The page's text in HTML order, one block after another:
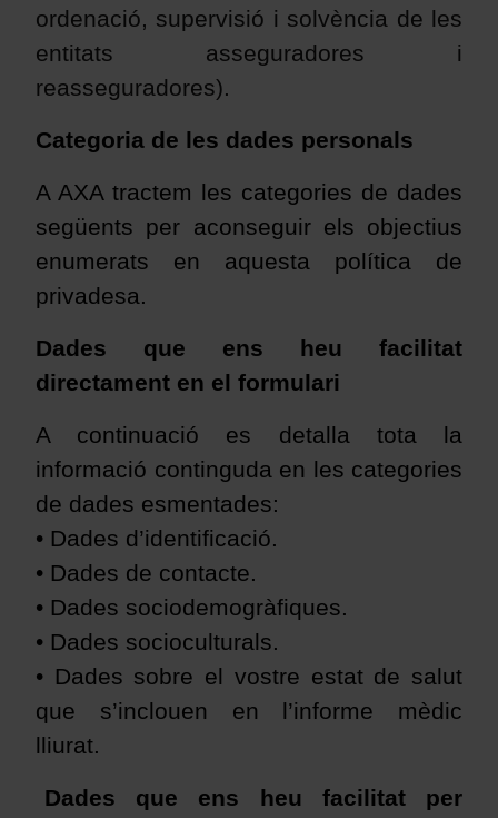
ordenació, supervisió i solvència de les
entitats asseguradores i
reasseguradores).
Categoria de les dades personals
A AXA tractem les categories de dades
següents per aconseguir els objectius
enumerats en aquesta política de
privadesa.
Dades que ens heu facilitat
directament en el formulari
A continuació es detalla tota la
informació continguda en les categories
de dades esmentades:
• Dades d’identificació.
• Dades de contacte.
• Dades sociodemogràfiques.
• Dades socioculturals.
• Dades sobre el vostre estat de salut
que s’inclouen en l’informe mèdic
lliurat.
Dades que ens heu facilitat per